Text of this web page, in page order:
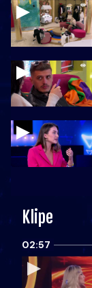
Klipe
02:57